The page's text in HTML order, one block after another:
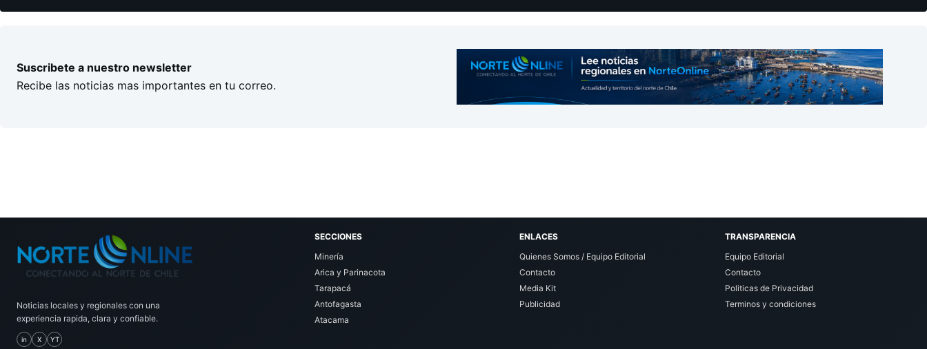
Suscribete a nuestro newsletter
Recibe las noticias mas importantes en tu correo.
Noticias locales y regionales con una
experiencia rapida, clara y confiable.
in X YT
SECCIONES
Minería
Arica y Parinacota
Tarapacá
Antofagasta
Atacama
ENLACES
Quienes Somos / Equipo Editorial
Contacto
Media Kit
Publicidad
TRANSPARENCIA
Equipo Editorial
Contacto
Politicas de Privacidad
Terminos y condiciones